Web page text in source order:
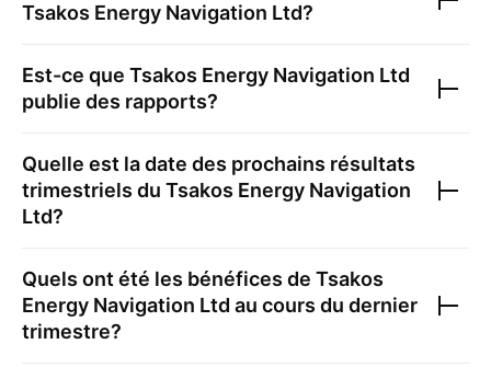
Tsakos Energy Navigation Ltd?
Est-ce que Tsakos Energy Navigation Ltd
publie des rapports?
Quelle est la date des prochains résultats
trimestriels du Tsakos Energy Navigation
Ltd?
Quels ont été les bénéfices de Tsakos
Energy Navigation Ltd au cours du dernier
trimestre?